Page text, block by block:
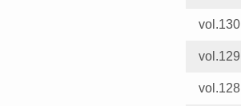
vol.130
vol.129
vol.128